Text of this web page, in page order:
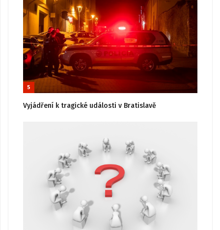
5
Vyjádření k tragické události v Bratislavě